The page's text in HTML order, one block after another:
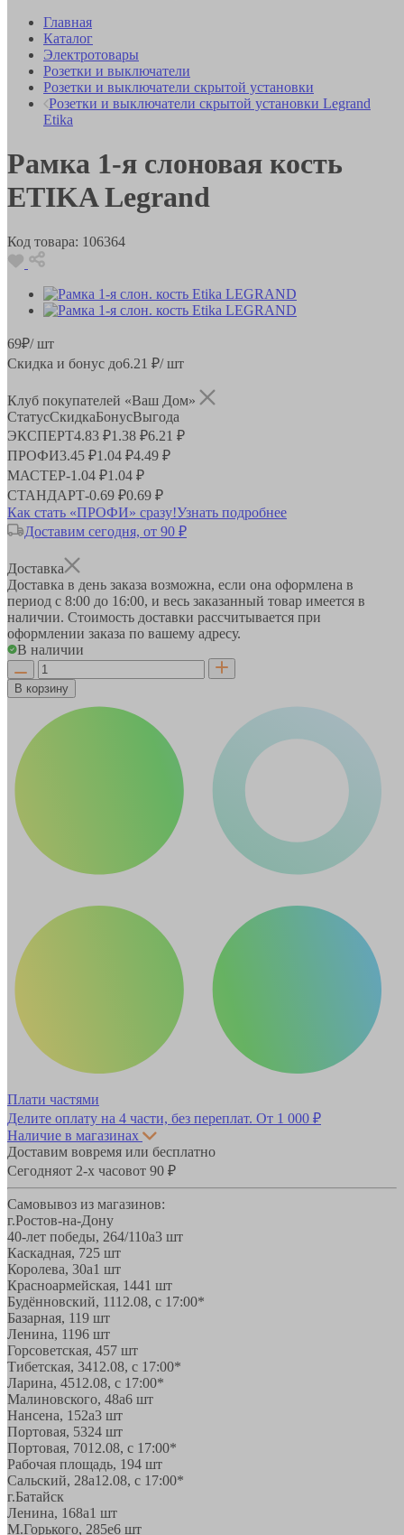
Главная
Каталог
Электротовары
Розетки и выключатели
Розетки и выключатели скрытой установки
Розетки и выключатели скрытой установки Legrand
Etika
Рамка 1-я слоновая кость
ETIKA Legrand
Код товара: 106364
69₽/ шт
Скидка и бонус до6.21 ₽/ шт
Клуб покупателей «Ваш Дом»
СтатусСкидкаБонусВыгода
ЭКСПЕРТ4.83 ₽1.38 ₽6.21 ₽
ПРОФИ3.45 ₽1.04 ₽4.49 ₽
МАСТЕР-1.04 ₽1.04 ₽
СТАНДАРТ-0.69 ₽0.69 ₽
Как стать «ПРОФИ» сразу!Узнать подробнее
Доставим сегодня, от 90 ₽
Доставка
Доставка в день заказа возможна, если она оформлена в
период с 8:00 до 16:00, и весь заказанный товар имеется в
наличии. Стоимость доставки рассчитывается при
оформлении заказа по вашему адресу.
В наличии
В корзину
Плати частями
Делите оплату на 4 части, без переплат. От 1 000 ₽
Наличие в магазинах
Доставим вовремя или бесплатно
Сегодняот 2-х часовот 90 ₽
Самовывоз из магазинов:
г.Ростов-на-Дону
40-лет победы, 264/110а3 шт
Каскадная, 725 шт
Королева, 30а1 шт
Красноармейская, 1441 шт
Будённовский, 1112.08, с 17:00*
Базарная, 119 шт
Ленина, 1196 шт
Горсоветская, 457 шт
Тибетская, 3412.08, с 17:00*
Ларина, 4512.08, с 17:00*
Малиновского, 48а6 шт
Нансена, 152а3 шт
Портовая, 5324 шт
Портовая, 7012.08, с 17:00*
Рабочая площадь, 194 шт
Сальский, 28a12.08, с 17:00*
г.Батайск
Ленина, 168а1 шт
М.Горького, 285е6 шт